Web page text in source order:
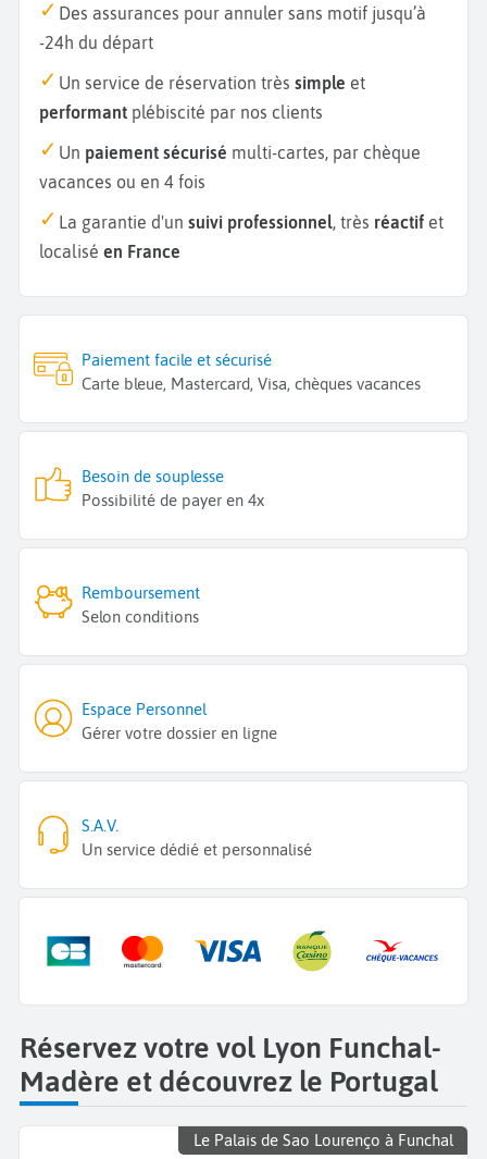
Des assurances pour annuler sans motif jusqu’à
-24h du départ
Un service de réservation très simple et
performant plébiscité par nos clients
Un paiement sécurisé multi-cartes, par chèque
vacances ou en 4 fois
La garantie d'un suivi professionnel, très réactif et
localisé en France
Paiement facile et sécurisé
Carte bleue, Mastercard, Visa, chèques vacances
Besoin de souplesse
Possibilité de payer en 4x
Remboursement
Selon conditions
Espace Personnel
Gérer votre dossier en ligne
S.A.V.
Un service dédié et personnalisé
Réservez votre vol Lyon Funchal-
Madère et découvrez le Portugal
Le Palais de Sao Lourenço à Funchal